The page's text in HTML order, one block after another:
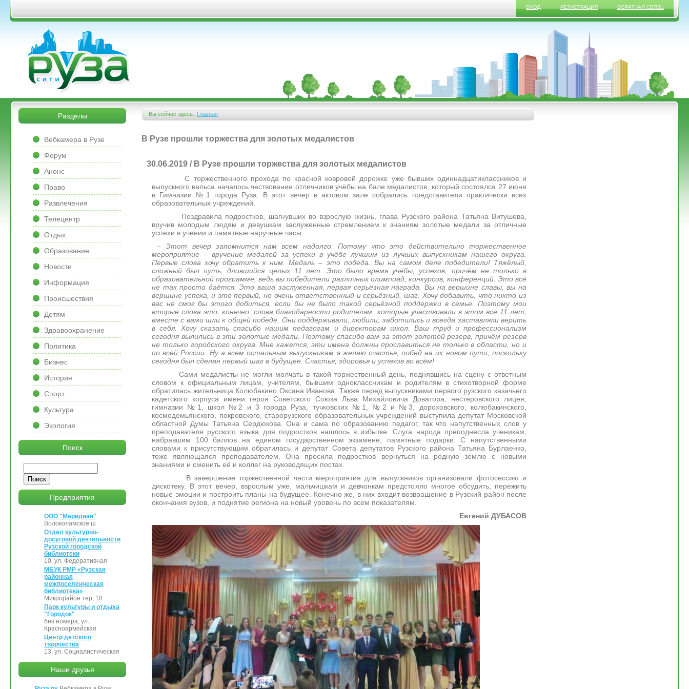
Перейти к основному содержанию ВХОД РЕГИСТРАЦИЯ ОБРАТНАЯ СВЯЗЬ
&bsps;
&bsps;
Вы сейчас здесь:
Вы здесь
Главная
В Рузе прошли торжества для золотых медалистов
30.06.2019 / В Рузе прошли торжества для золотых медалистов
С торжественного прохода по красной ковровой дорожке уже бывших одиннадцатиклассников и
выпускного вальса началось чествование отличников учёбы на бале медалистов, который состоялся 27 июня
в Гимназии №1 города Руза. В этот вечер в актовом зале собрались представители практически всех
образовательных учреждений.
Поздравила подростков, шагнувших во взрослую жизнь, глава Рузского района Татьяна Витушева,
вручив молодым людям и девушкам заслуженные стремлением к знаниям золотые медали за отличные
успехи в учении и памятные наручные часы.
– Этот вечер запомнится нам всем надолго. Потому что это действительно торжественное
мероприятие – вручение медалей за успехи в учёбе лучшим из лучших выпускникам нашего округа.
Первые слова хочу обратить к ним. Медаль – это победа. Вы на самом деле победители! Тяжёлый,
сложный был путь, длившийся целых 11 лет. Это было время учёбы, успехов, причём не только в
образовательной программе, ведь вы победители различных олимпиад, конкурсов, конференций. Это всё
не так просто даётся. Это ваша заслуженная, первая серьёзная награда. Вы на вершине славы, вы на
вершине успеха, и это первый, но очень ответственный и серьёзный, шаг. Хочу добавить, что никто из
вас не смог бы этого добиться, если бы не было такой серьёзной поддержки в семье. Поэтому мои
вторые слова это, конечно, слова благодарности родителям, которые участвовали в этом все 11 лет,
вместе с вами шли к общей победе. Они поддерживали, любили, заботились и всегда заставляли верить
в себя. Хочу сказать спасибо нашим педагогам и директорам школ. Ваш труд и профессионализм
сегодня вылились в эти золотые медали. Поэтому спасибо вам за этот золотой резерв, причём резерв
не только городского округа. Мне кажется, эти имена должны прославиться не только в области, но и
по всей России. Ну а всем остальным выпускникам я желаю счастья, побед на их новом пути, поскольку
сегодня был сделан первый шаг в будущее. Счастья, здоровья и успехов во всём!
Сами медалисты не могли молчать в такой торжественный день, поднявшись на сцену с ответным
словом к официальным лицам, учителям, бывшим одноклассникам и родителям в стихотворной форме
обратилась жительница Колюбакино Оксана Иванова. Также перед выпускниками первого рузского казачьего
кадетского корпуса имени героя Советского Союза Льва Михайловича Доватора, нестеровского лицея,
гимназии №1, школ №2 и 3 города Руза, тучковских №1, №2 и №3, дороховского, колюбакинского,
космодемьянского, покровского, старорузского образовательных учреждений выступила депутат Московской
областной Думы Татьяна Сердюкова. Она и сама по образованию педагог, так что напутственных слов у
преподавателя русского языка для подростков нашлось в избытке. Слуга народа преподнесла ученикам,
набравшим 100 баллов на едином государственном экзамене, памятные подарки. С напутственными
словами к присутствующим обратилась и депутат Совета депутатов Рузского района Татьяна Бурлаенко,
тоже являющаяся преподавателем. Она просила подростков вернуться на родную землю с новыми
знаниями и сменить её и коллег на руководящих постах.
В завершение торжественной части мероприятия для выпускников организовали фотосессию и
дискотеку. В этот вечер, взрослым уже, мальчишкам и девчонкам предстояло многое обсудить, пережить
новые эмоции и построить планы на будущее. Конечно же, в них входит возвращение в Рузский район после
окончания вузов, и поднятие региона на новый уровень по всем показателям.
Евгений ДУБАСОВ
Разделы
Вебкамера в Рузе
Форум
Анонс
Право
Развлечения
Телецентр
Отдых
Образование
Новости
Информация
Происшествия
Детям
Здравоохранение
Политика
Бизнес
История
Спорт
Культура
Экология
Поиск
Предприятия
ООО "Меридиан"
Волоколамское ш
Отдел культурно-
досуговой деятельности
Рузской городской
библиотеки
10, ул. Федеративная
МБУК РМР «Рузская
районная
межпоселенческая
библиотека»
Микрорайон тер, 18
Парк культуры и отдыха
"Городок"
без номера, ул.
Красноармейская
Центр детского
творчества
13, ул. Социалистическая
Наши друзья